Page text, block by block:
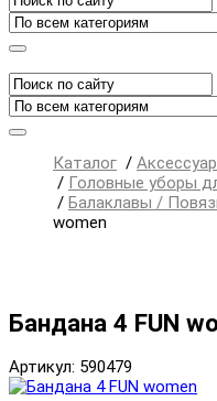
Каталог /
/ Головные уборы
/ Балаклавы /
women
Бандана 4 FUN
Артикул: 590479